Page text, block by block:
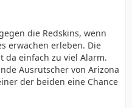
die Redskins, wenn
erwachen erleben. Die
da einfach zu viel Alarm.
Ausrutscher von Arizona
der beiden eine Chance